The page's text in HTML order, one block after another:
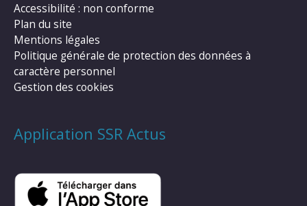
Accessibilité : non conforme
Plan du site
Mentions légales
Politique générale de protection des données à
caractère personnel
Gestion des cookies
Application SSR Actus